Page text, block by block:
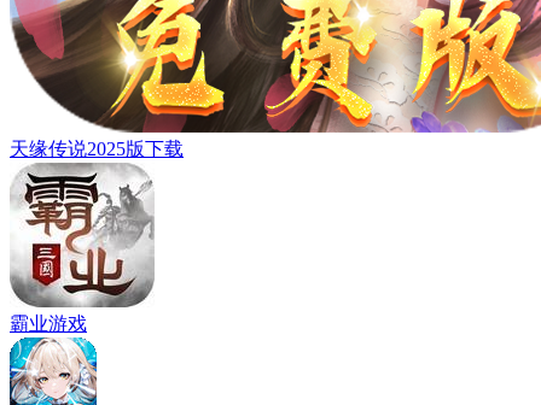
天缘传说2025版下载
霸业游戏